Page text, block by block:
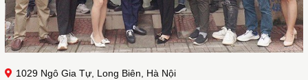
1029 Ngô Gia Tự, Long Biên, Hà Nội